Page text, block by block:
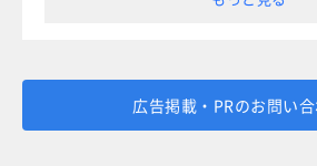
広告掲載・PRのお問い